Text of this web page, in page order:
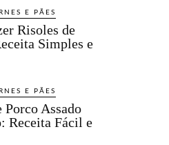
E PÃES
Risoles de
Simples e
E PÃES
Porco Assado
Receita Fácil e